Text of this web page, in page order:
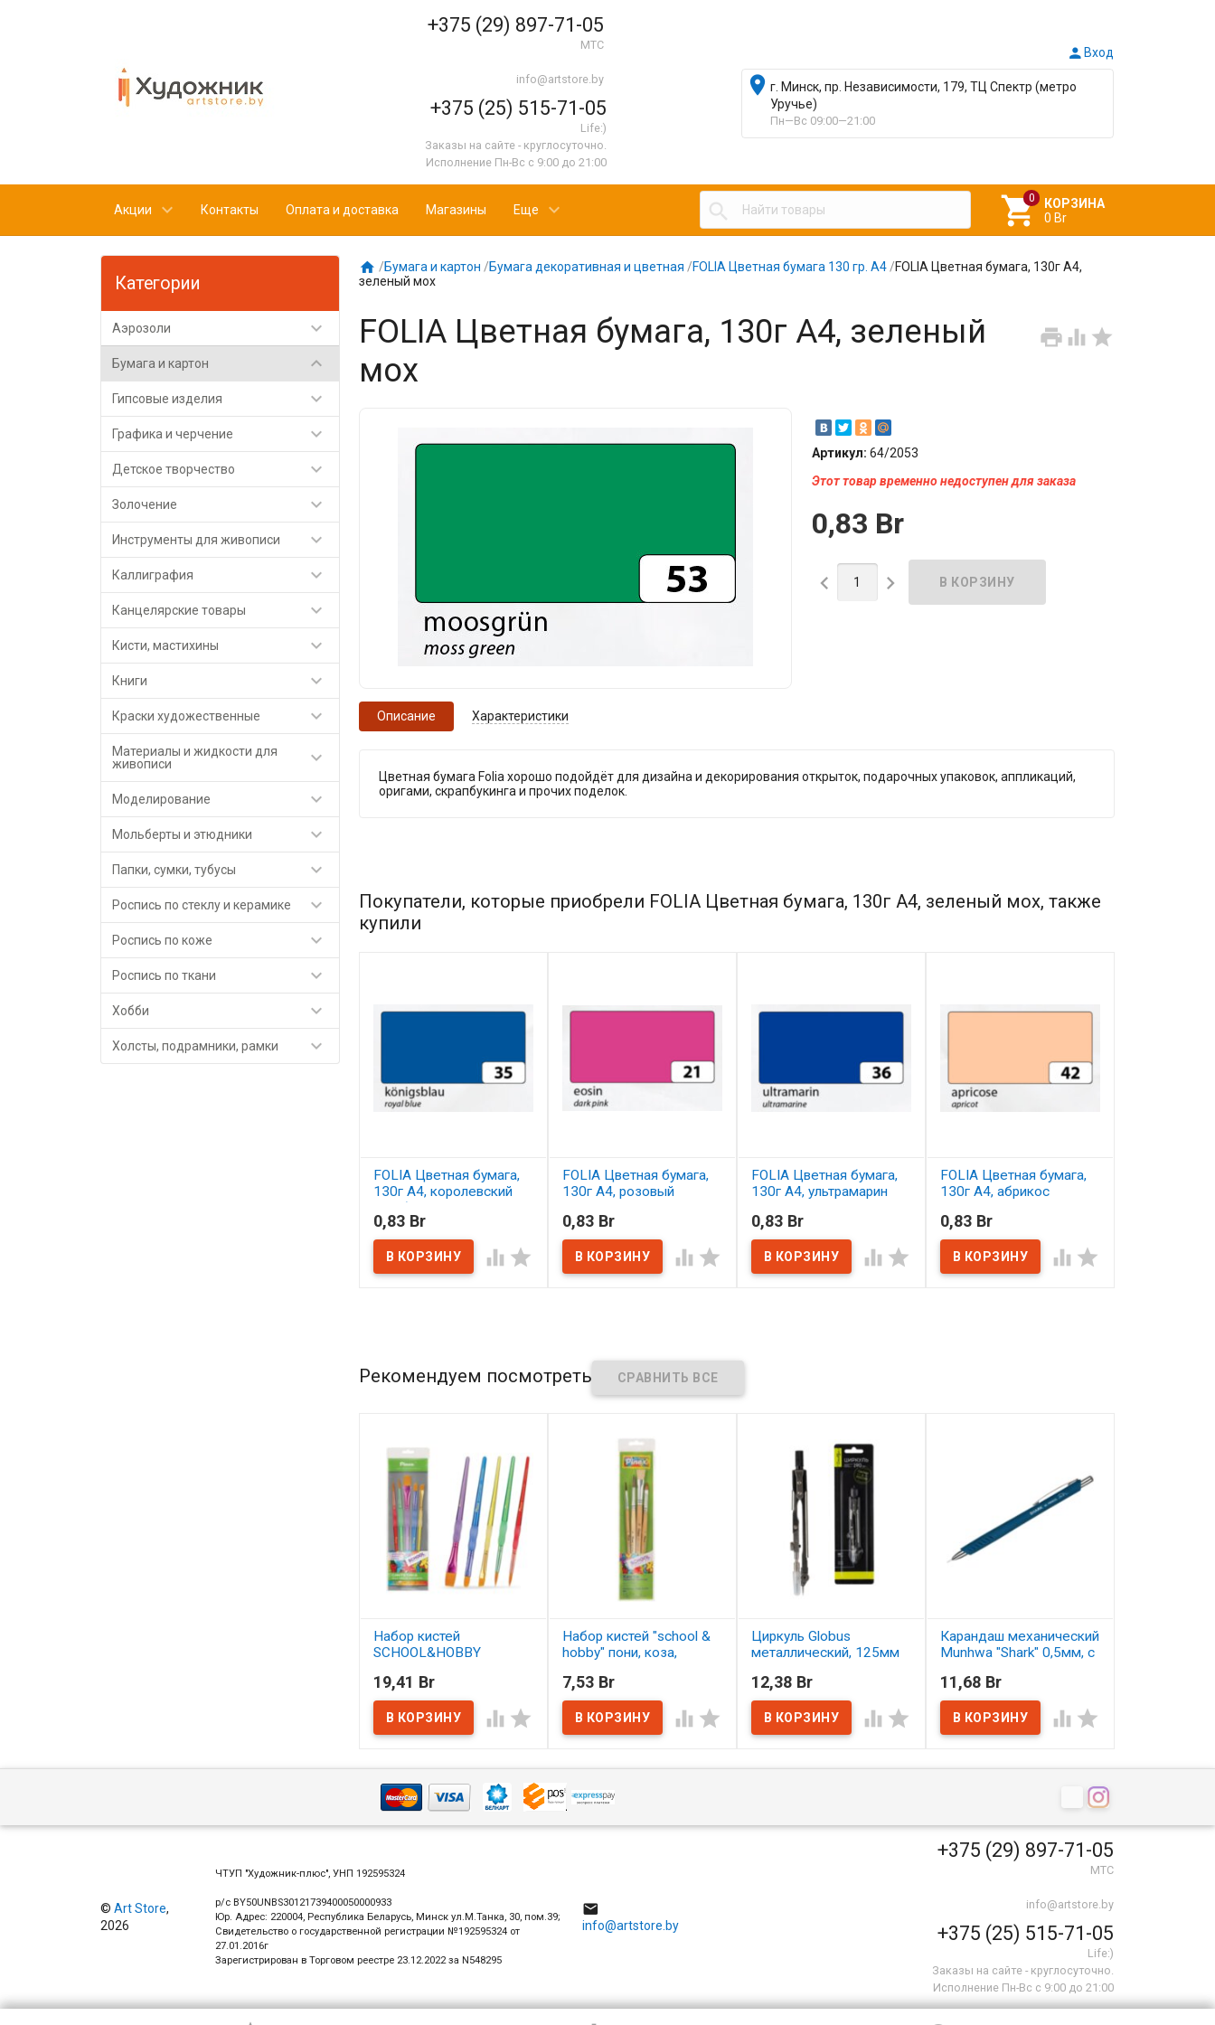
+375 (29) 897-71-05
МТС
info@artstore.by
+375 (25) 515-71-05
Life:)
Заказы на сайте - круглосуточно.
Исполнение Пн-Вс с 9:00 до 21:00
Вход
г. Минск, пр. Независимости, 179, ТЦ Спектр (метро
Уручье)
Пн—Вс 09:00—21:00
Акции Контакты Оплата и доставка Магазины Еще  
КОРЗИНА
0 Br
Категории
Аэрозоли 
Бумага и картон 
Гипсовые изделия 
Графика и черчение 
Детское творчество 
Золочение 
Инструменты для живописи 
Каллиграфия 
Канцелярские товары 
Кисти, мастихины 
Книги 
Краски художественные 
Материалы и жидкости для
живописи

Моделирование 
Мольберты и этюдники 
Папки, сумки, тубусы 
Роспись по стеклу и керамике 
Роспись по коже 
Роспись по ткани 
Хобби 
Холсты, подрамники, рамки 
 /Бумага и картон /Бумага декоративная и цветная /FOLIA Цветная бумага 130 гр. А4 /FOLIA Цветная бумага, 130г A4,
зеленый мох
  
FOLIA Цветная бумага, 130г A4, зеленый
мох
Артикул: 64/2053
Этот товар временно недоступен для заказа
0,83 Br
 
Описание Характеристики
Цветная бумага Folia хорошо подойдёт для дизайна и декорирования открыток, подарочных упаковок, аппликаций,
оригами, скрапбукинга и прочих поделок.
Покупатели, которые приобрели FOLIA Цветная бумага, 130г A4, зеленый мох, также
купили
FOLIA Цветная бумага,
130г A4, королевский
голубой
В наличии
0,83 Br
 
FOLIA Цветная бумага,
130г A4, розовый
В наличии
0,83 Br
 
FOLIA Цветная бумага,
130г A4, ультрамарин
В наличии
0,83 Br
 
FOLIA Цветная бумага,
130г A4, абрикос
В наличии
0,83 Br
 
Рекомендуем посмотреть
Набор кистей
SCHOOL&HOBBY
АССОРТИ
В наличии
19,41 Br
 
Набор кистей "school &
hobby" пони, коза,
В наличии
7,53 Br
 
Циркуль Globus
металлический, 125мм
В наличии
12,38 Br
 
Карандаш механический
Munhwa "Shark" 0,5мм, с
В наличии
11,68 Br
 
©Art Store,
2026
ЧТУП "Художник-плюс", УНП 192595324
р/с BY50UNBS30121739400050000933
Юр. Адрес: 220004, Республика Беларусь, Минск ул.М.Танка, 30, пом.39;
Свидетельство о государственной регистрации №192595324 от
27.01.2016г
Зарегистрирован в Торговом реестре 23.12.2022 за N548295

info@artstore.by
+375 (29) 897-71-05
МТС
info@artstore.by
+375 (25) 515-71-05
Life:)
Заказы на сайте - круглосуточно.
Исполнение Пн-Вс с 9:00 до 21:00